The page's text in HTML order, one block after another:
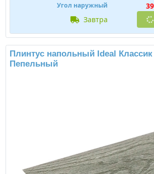
Угол наружный
завтра
Плинтус напольный Ideal
Пепельный